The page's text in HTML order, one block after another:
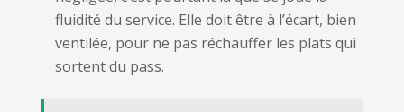
fluidité du service. Elle doit être à l’écart, bien
ventilée, pour ne pas réchauffer les plats qui
sortent du pass.